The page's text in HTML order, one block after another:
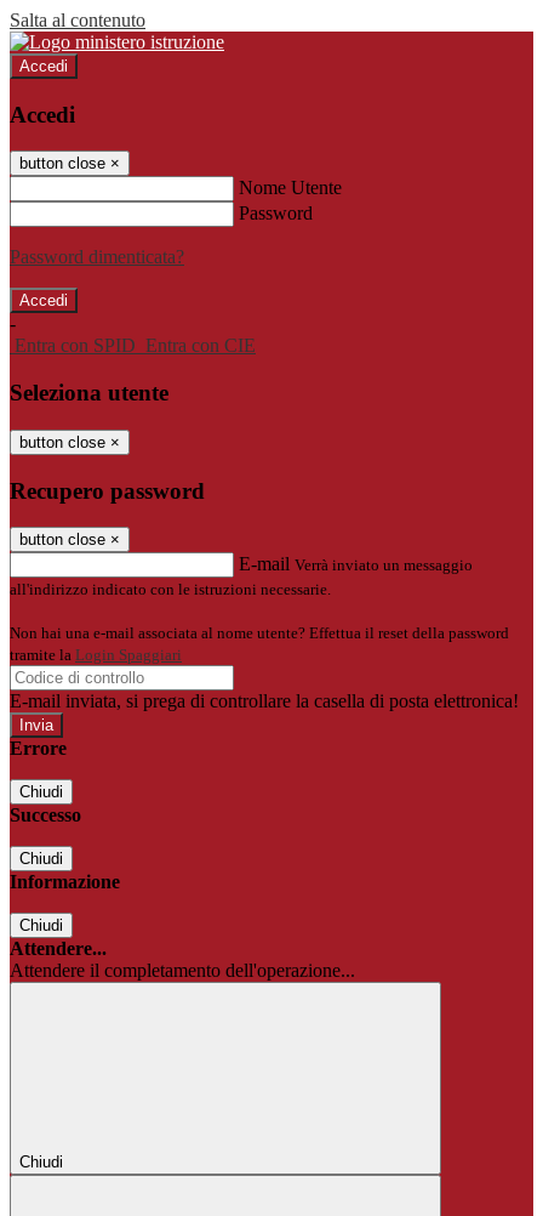
Salta al contenuto
Accedi
Accedi
button close ×
Nome Utente
Password
Password dimenticata?
-
Entra con SPID Entra con CIE
Seleziona utente
button close ×
Recupero password
button close ×
E-mail Verrà inviato un messaggio
all'indirizzo indicato con le istruzioni necessarie.
Non hai una e-mail associata al nome utente? Effettua il reset della password
tramite la Login Spaggiari
E-mail inviata, si prega di controllare la casella di posta elettronica!
Errore
Chiudi
Successo
Chiudi
Informazione
Chiudi
Attendere...
Attendere il completamento dell'operazione...
Chiudi